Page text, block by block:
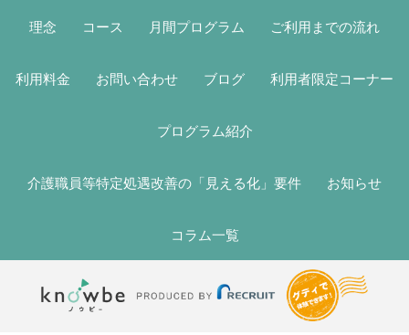
理念 コース 月間プログラム ご利用までの流れ
利用料金 お問い合わせ ブログ 利用者限定コーナー
プログラム紹介
介護職員等特定処遇改善の「見える化」要件 お知らせ
コラム一覧